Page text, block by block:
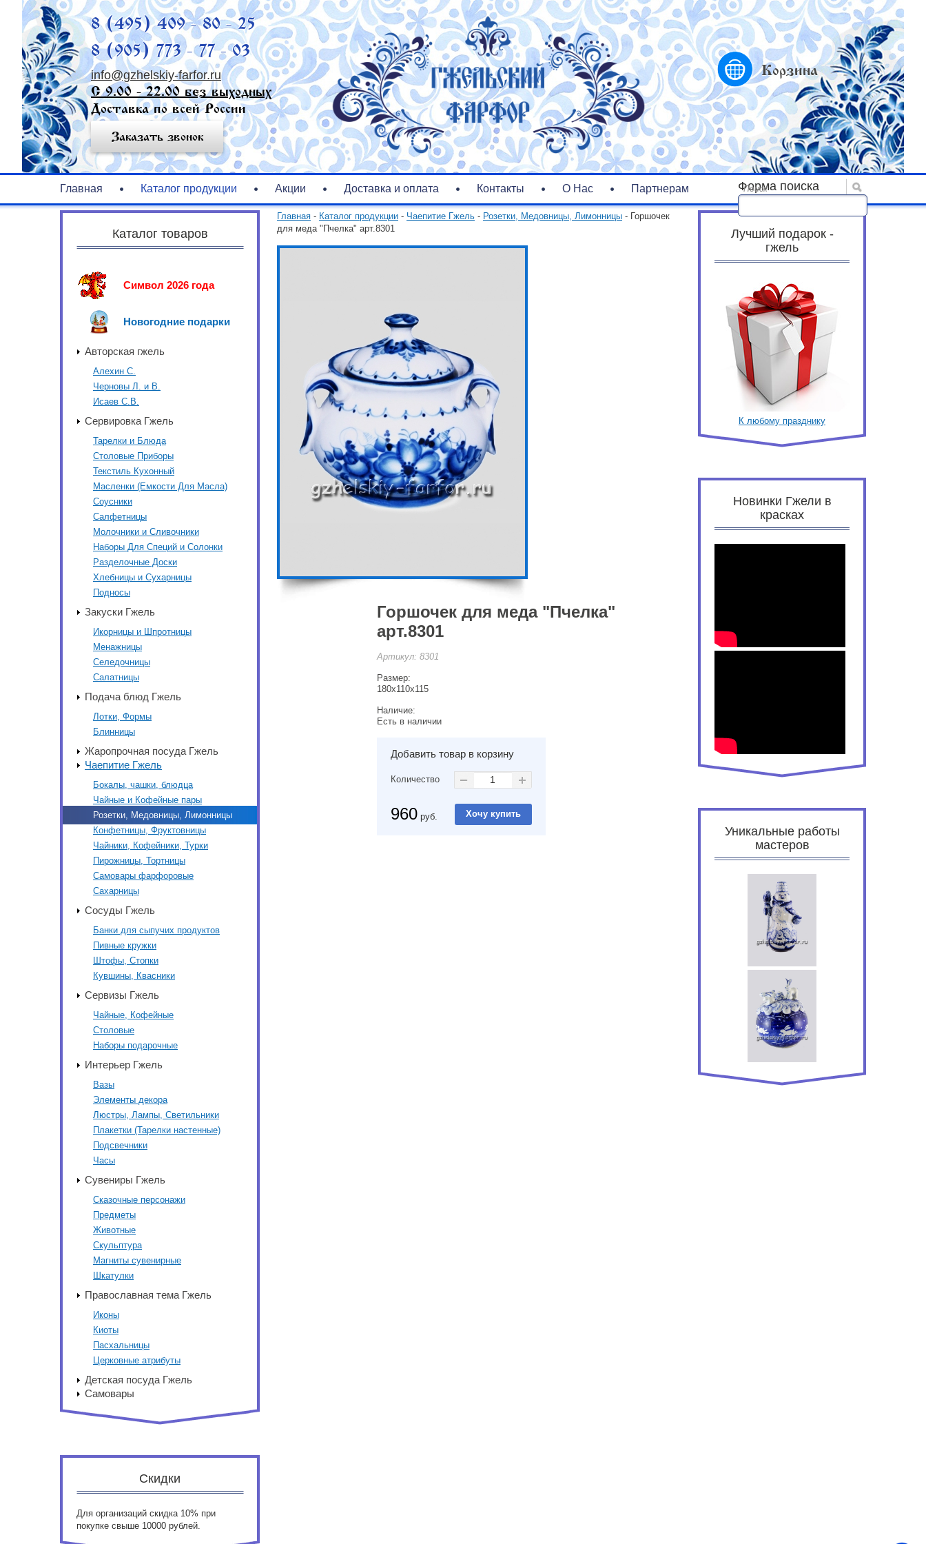
8 (495) 409 - 80 - 25
8 (905) 773 - 77 - 03
info@gzhelskiy-farfor.ru
С 9.00 - 22.00 без выходных
Доставка по всей России
Заказать звонок
Корзина
Главная Каталог продукции Акции Доставка и оплата Контакты О Нас Партнерам Форма поиска
Поиск
Каталог товаров
Символ 2026 года
Новогодние подарки
Авторская гжель
Алехин С.
Черновы Л. и В.
Исаев С.В.
Сервировка Гжель
Тарелки и Блюда
Столовые Приборы
Текстиль Кухонный
Масленки (Емкости Для Масла)
Соусники
Салфетницы
Молочники и Сливочники
Наборы Для Специй и Солонки
Разделочные Доски
Хлебницы и Сухарницы
Подносы
Закуски Гжель
Икорницы и Шпротницы
Менажницы
Селедочницы
Салатницы
Подача блюд Гжель
Лотки, Формы
Блинницы
Жаропрочная посуда Гжель
Чаепитие Гжель
Бокалы, чашки, блюдца
Чайные и Кофейные пары
Розетки, Медовницы, Лимонницы
Конфетницы, Фруктовницы
Чайники, Кофейники, Турки
Пирожницы, Тортницы
Самовары фарфоровые
Сахарницы
Сосуды Гжель
Банки для сыпучих продуктов
Пивные кружки
Штофы, Стопки
Кувшины, Квасники
Сервизы Гжель
Чайные, Кофейные
Столовые
Наборы подарочные
Интерьер Гжель
Вазы
Элементы декора
Люстры, Лампы, Светильники
Плакетки (Тарелки настенные)
Подсвечники
Часы
Сувениры Гжель
Сказочные персонажи
Предметы
Животные
Скульптура
Магниты сувенирные
Шкатулки
Православная тема Гжель
Иконы
Киоты
Пасхальницы
Церковные атрибуты
Детская посуда Гжель
Самовары
Скидки
Для организаций скидка 10% при
покупке свыше 10000 рублей.
Главная - Каталог продукции - Чаепитие Гжель - Розетки, Медовницы, Лимонницы - Горшочек
для меда "Пчелка" арт.8301
Горшочек для меда "Пчелка"
арт.8301
Артикул: 8301
Размер:
180x110x115
Наличие:
Есть в наличии
Добавить товар в корзину
960 руб.
Количество
Лучший подарок -
гжель
К любому празднику
Новинки Гжели в
красках
Уникальные работы
мастеров